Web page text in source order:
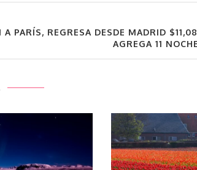
A PARÍS, REGRESA DESDE MADRID
AGREGA 11